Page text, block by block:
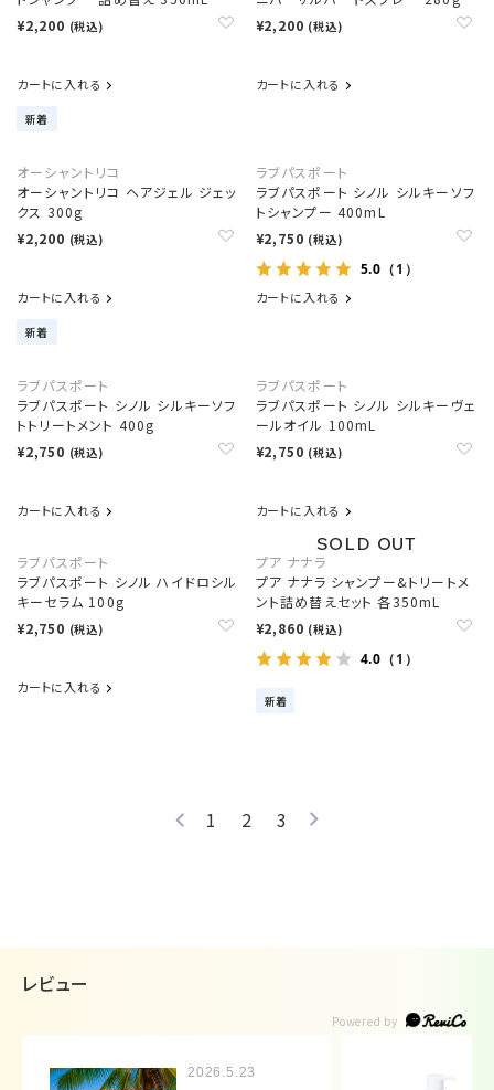
¥2,200 (税込)
カートに入れる
新着
¥2,200 (税込)
カートに入れる
オーシャントリコ
オーシャントリコ ヘアジェル ジェッ
クス 300g
¥2,200 (税込)
カートに入れる
新着
ラブパスポート
ラブパスポート シノル シルキーソフ
トシャンプー 400mL
¥2,750 (税込)
5.0 （1）
カートに入れる
ラブパスポート
ラブパスポート シノル シルキーソフ
トトリートメント 400g
¥2,750 (税込)
カートに入れる
ラブパスポート
ラブパスポート シノル シルキーヴェ
ールオイル 100mL
¥2,750 (税込)
カートに入れる
ラブパスポート
ラブパスポート シノル ハイドロシル
キーセラム 100g
¥2,750 (税込)
カートに入れる
プア ナナラ
プア ナナラ シャンプー&トリートメ
ント詰め替えセット 各350mL
¥2,860 (税込)
4.0 （1）
新着
1 2 3
レビュー
2026.5.23